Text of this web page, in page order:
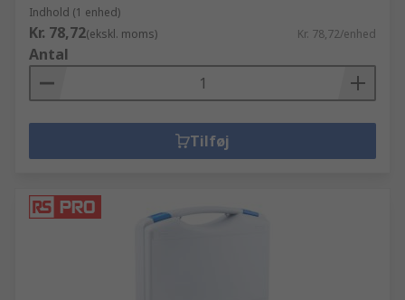
Indhold (1 enhed)
Kr. 78,72(ekskl. moms) Kr. 78,72/enhed
Antal
Tilføj